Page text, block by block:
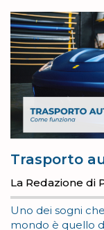
Trasporto
La Redazione di
Uno dei sogni
mondo è quello